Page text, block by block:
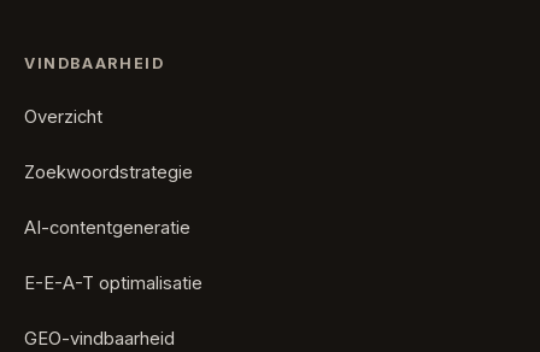
VINDBAARHEID
Overzicht
Zoekwoordstrategie
AI-contentgeneratie
E-E-A-T optimalisatie
GEO-vindbaarheid